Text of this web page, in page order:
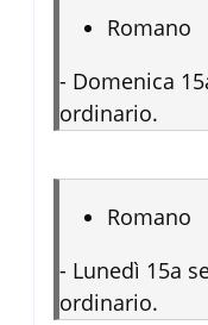
Romano
- Domenica
ordinario.
Romano
- Lunedì 15a
ordinario.